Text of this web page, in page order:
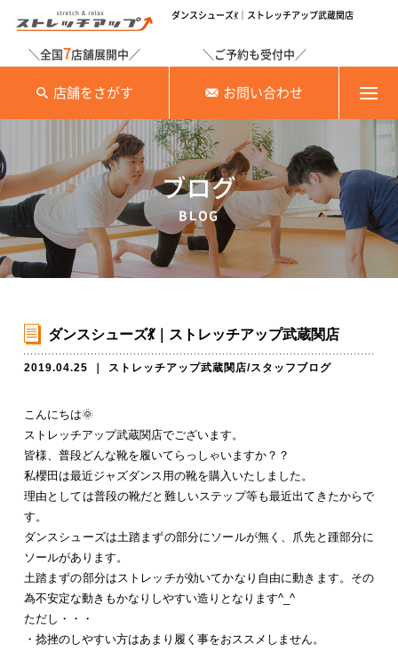
ダンスシューズ💃｜ストレッチアップ武蔵関店
＼全国7店舗展開中／
店舗をさがす
＼ご予約も受付中／
お問い合わせ
ブログ
BLOG
ダンスシューズ💃｜ストレッチアップ武蔵関店
2019.04.25 ストレッチアップ武蔵関店/スタッフブログ
こんにちは🌞
ストレッチアップ武蔵関店でございます。
皆様、普段どんな靴を履いてらっしゃいますか？？
私櫻田は最近ジャズダンス用の靴を購入いたしました。
理由としては普段の靴だと難しいステップ等も最近出てきたからで
す。
ダンスシューズは土踏まずの部分にソールが無く、爪先と踵部分に
ソールがあります。
土踏まずの部分はストレッチが効いてかなり自由に動きます。その
為不安定な動きもかなりしやすい造りとなります^_^
ただし・・・
・捻挫のしやすい方はあまり履く事をおススメしません。